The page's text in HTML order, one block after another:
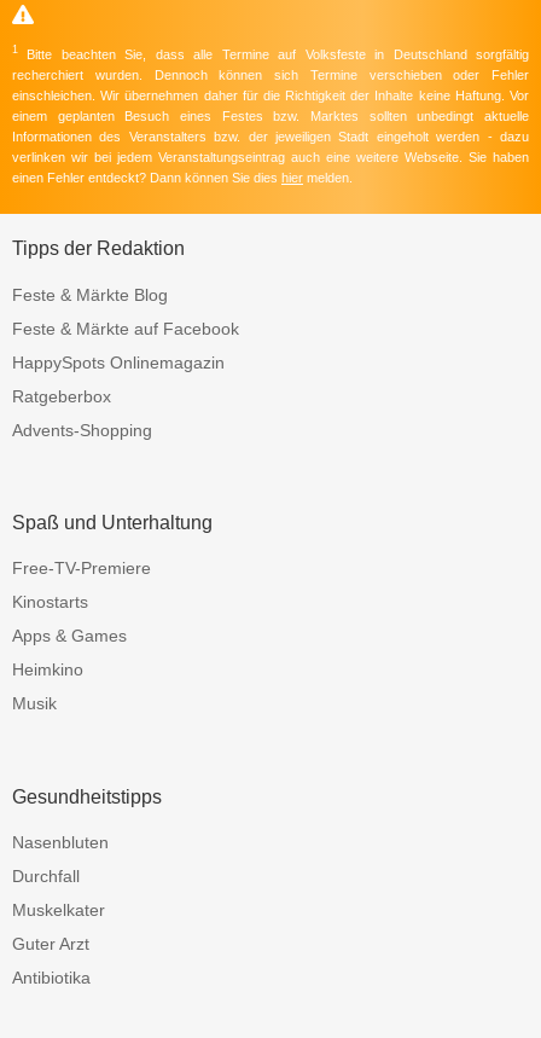
1 Bitte beachten Sie, dass alle Termine auf Volksfeste in Deutschland sorgfältig
recherchiert wurden. Dennoch können sich Termine verschieben oder Fehler
einschleichen. Wir übernehmen daher für die Richtigkeit der Inhalte keine Haftung. Vor
einem geplanten Besuch eines Festes bzw. Marktes sollten unbedingt aktuelle
Informationen des Veranstalters bzw. der jeweiligen Stadt eingeholt werden - dazu
verlinken wir bei jedem Veranstaltungseintrag auch eine weitere Webseite. Sie haben
einen Fehler entdeckt? Dann können Sie dies hier melden.
Tipps der Redaktion
Feste & Märkte Blog
Feste & Märkte auf Facebook
HappySpots Onlinemagazin
Ratgeberbox
Advents-Shopping
Spaß und Unterhaltung
Free-TV-Premiere
Kinostarts
Apps & Games
Heimkino
Musik
Gesundheitstipps
Nasenbluten
Durchfall
Muskelkater
Guter Arzt
Antibiotika